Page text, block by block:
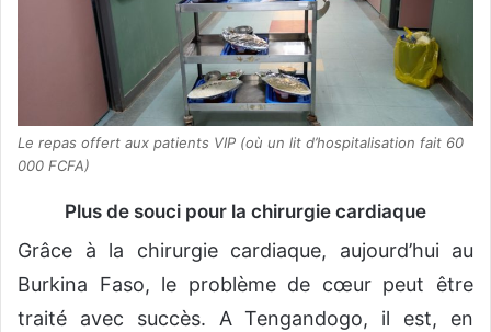
Le repas offert aux patients VIP (où un lit d’hospitalisation fait 60
000 FCFA)
Plus de souci pour la chirurgie cardiaque
Grâce à la chirurgie cardiaque, aujourd’hui au
Burkina Faso, le problème de cœur peut être
traité avec succès. A Tengandogo, il est, en